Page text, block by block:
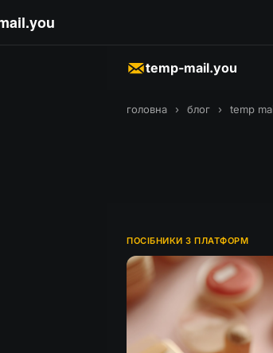
temp-mail.you
головна › блог › temp
ПОСІБНИКИ З ПЛАТФОРМ